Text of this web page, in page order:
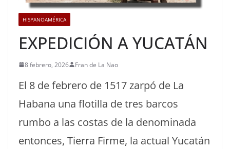
HISPANOAMÉRICA
EXPEDICIÓN A YUCATÁN
8 febrero, 2026 Fran de La Nao
El 8 de febrero de 1517 zarpó de La
Habana una flotilla de tres barcos
rumbo a las costas de la denominada
entonces, Tierra Firme, la actual Yucatán